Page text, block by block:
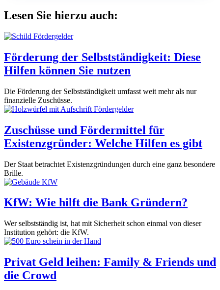
Lesen Sie hierzu auch:
Förderung der Selbstständigkeit: Diese
Hilfen können Sie nutzen
Die Förderung der Selbstständigkeit umfasst weit mehr als nur
finanzielle Zuschüsse.
Zuschüsse und Fördermittel für
Existenzgründer: Welche Hilfen es gibt
Der Staat betrachtet Existenzgründungen durch eine ganz besondere
Brille.
KfW: Wie hilft die Bank Gründern?
Wer selbstständig ist, hat mit Sicherheit schon einmal von dieser
Institution gehört: die KfW.
Privat Geld leihen: Family & Friends und
die Crowd